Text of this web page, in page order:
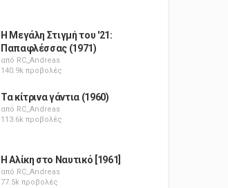
Η Μεγάλη Στιγμή του '21:
Παπαφλέσσας (1971)
από RC_Andreas
140.9k προβολές
Τα κίτρινα γάντια (1960)
από RC_Andreas
113.6k προβολές
Η Αλίκη στο Ναυτικό [1961]
από RC_Andreas
77.5k προβολές